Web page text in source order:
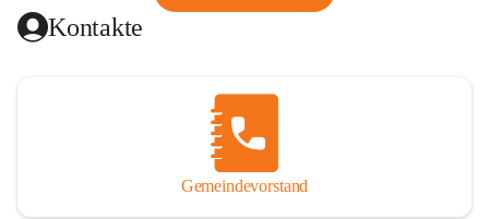
Kontakte
Gemeindevorstand